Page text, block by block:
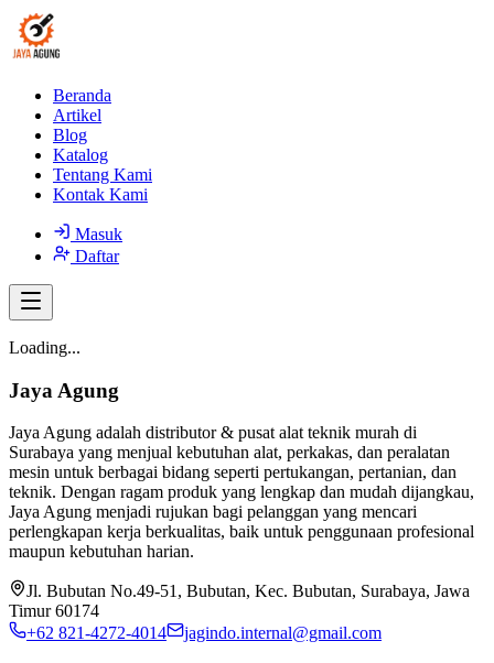
Beranda
Artikel
Blog
Katalog
Tentang Kami
Kontak Kami
Masuk
Daftar
Loading...
Jaya Agung
Jaya Agung adalah distributor & pusat alat teknik murah di
Surabaya yang menjual kebutuhan alat, perkakas, dan peralatan
mesin untuk berbagai bidang seperti pertukangan, pertanian, dan
teknik. Dengan ragam produk yang lengkap dan mudah dijangkau,
Jaya Agung menjadi rujukan bagi pelanggan yang mencari
perlengkapan kerja berkualitas, baik untuk penggunaan profesional
maupun kebutuhan harian.
Jl. Bubutan No.49-51, Bubutan, Kec. Bubutan, Surabaya, Jawa
Timur 60174
+62 821-4272-4014
jagindo.internal@gmail.com